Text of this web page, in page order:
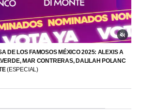
DE LOS FAMOSOS MÉXICO 2025: ALEXIS A
MAR CONTRERAS, DALILAH POLANC
(ESPECIAL)